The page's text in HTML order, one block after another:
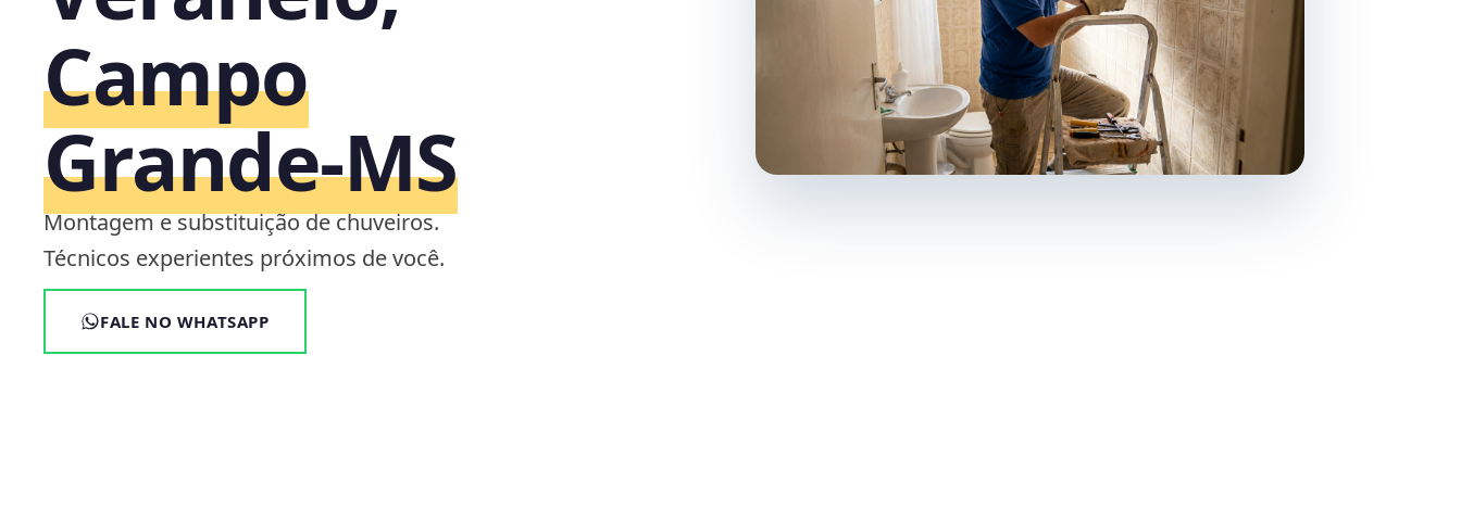
Campo
Grande‑MS
Montagem e substituição de chuveiros.
Técnicos experientes próximos de você.
FALE NO WHATSAPP